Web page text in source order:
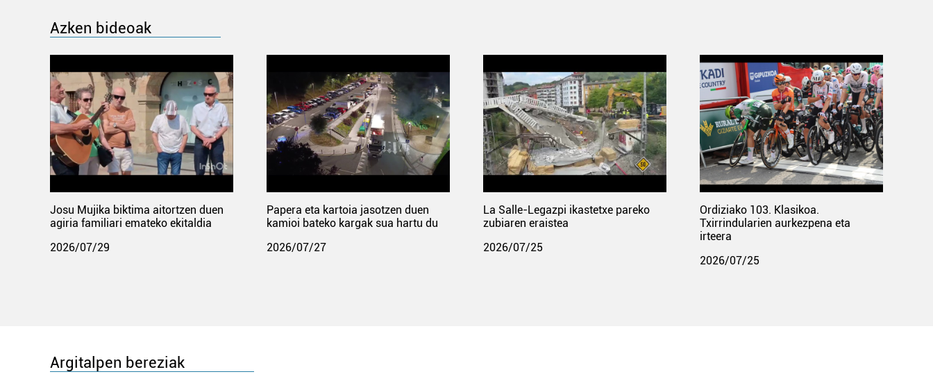
Azken bideoak
Josu Mujika biktima aitortzen duen
agiria familiari emateko ekitaldia
2026/07/29
Papera eta kartoia jasotzen duen
kamioi bateko kargak sua hartu du
2026/07/27
La Salle-Legazpi ikastetxe pareko
zubiaren eraistea
2026/07/25
Ordiziako 103. Klasikoa.
Txirrindularien aurkezpena eta
irteera
2026/07/25
Argitalpen bereziak